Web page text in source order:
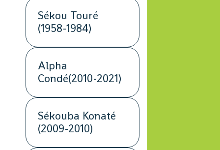
Sékou Touré
(1958-1984)
Alpha
Condé(2010-2021)
Sékouba Konaté
(2009-2010)